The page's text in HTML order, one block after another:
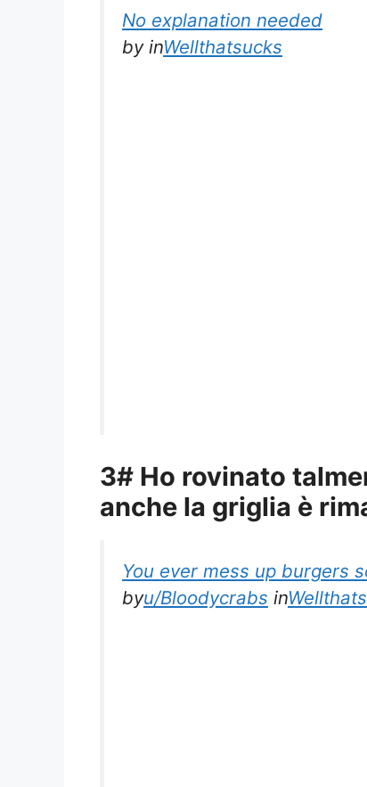
No explanation needed
byinWellthatsucks
3# Ho rovinato
anche la griglia è
You ever mess up burgers
byu/Bloodycrabs in